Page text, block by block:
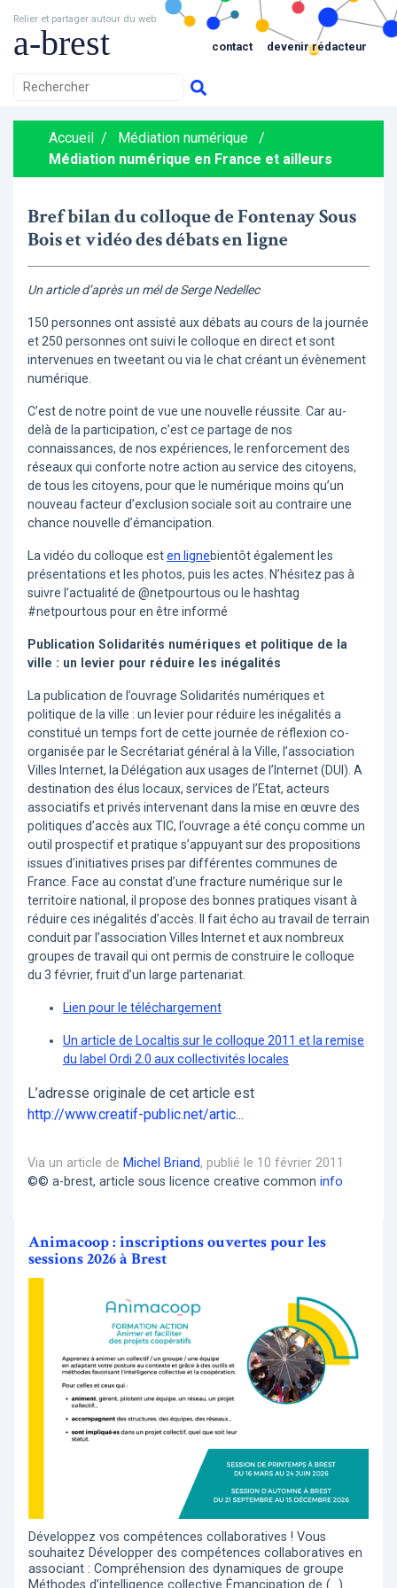
Relier et partager autour du web
a-brest contact devenir rédacteur
Accueil / Médiation numérique
/
Médiation numérique en France et ailleurs
Bref bilan du colloque de Fontenay Sous
Bois et vidéo des débats en ligne
Un article d’après un mél de Serge Nedellec
150 personnes ont assisté aux débats au cours de la journée
et 250 personnes ont suivi le colloque en direct et sont
intervenues en tweetant ou via le chat créant un évènement
numérique.
C’est de notre point de vue une nouvelle réussite. Car au-
delà de la participation, c’est ce partage de nos
connaissances, de nos expériences, le renforcement des
réseaux qui conforte notre action au service des citoyens,
de tous les citoyens, pour que le numérique moins qu’un
nouveau facteur d’exclusion sociale soit au contraire une
chance nouvelle d’émancipation.
La vidéo du colloque esten lignebientôt également les
présentations et les photos, puis les actes. N’hésitez pas à
suivre l’actualité de @netpourtous ou le hashtag
#netpourtous pour en être informé
Publication Solidarités numériques et politique de la
ville : un levier pour réduire les inégalités
La publication de l’ouvrage Solidarités numériques et
politique de la ville : un levier pour réduire les inégalités a
constitué un temps fort de cette journée de réflexion co-
organisée par le Secrétariat général à la Ville, l’association
Villes Internet, la Délégation aux usages de l’Internet (DUI). A
destination des élus locaux, services de l’Etat, acteurs
associatifs et privés intervenant dans la mise en œuvre des
politiques d’accès aux TIC, l’ouvrage a été conçu comme un
outil prospectif et pratique s’appuyant sur des propositions
issues d’initiatives prises par différentes communes de
France. Face au constat d’une fracture numérique sur le
territoire national, il propose des bonnes pratiques visant à
réduire ces inégalités d’accès. Il fait écho au travail de terrain
conduit par l’association Villes Internet et aux nombreux
groupes de travail qui ont permis de construire le colloque
du 3 février, fruit d’un large partenariat.
Lien pour le téléchargement
Un article de Localtis sur le colloque 2011 et la remise
du label Ordi 2.0 aux collectivités locales
L’adresse originale de cet article est
http://www.creatif-public.net/artic...
Via un article de Michel Briand, publié le 10 février 2011
©© a-brest, article sous licence creative common info
Animacoop : inscriptions ouvertes pour les
sessions 2026 à Brest
Développez vos compétences collaboratives ! Vous
souhaitez Développer des compétences collaboratives en
associant : Compréhension des dynamiques de groupe